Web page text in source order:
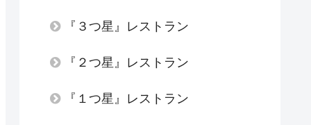
『３つ星』レストラン
『２つ星』レストラン
『１つ星』レストラン